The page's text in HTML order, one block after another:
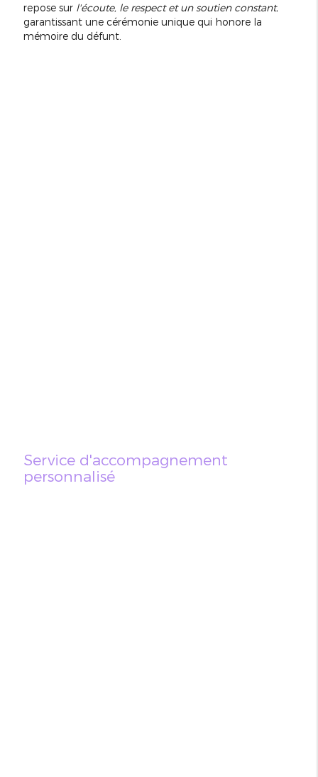
repose sur l'écoute, le respect et un soutien constant,
garantissant une cérémonie unique qui honore la
mémoire du défunt.
Service d'accompagnement
personnalisé